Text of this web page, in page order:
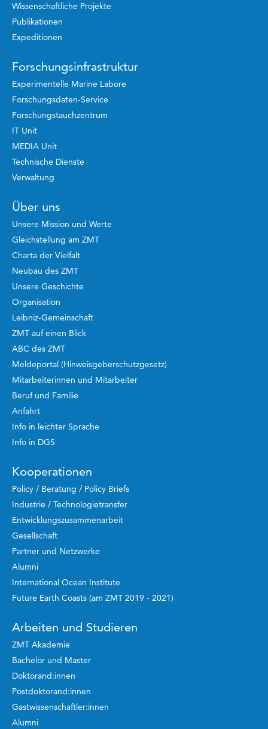
Wissenschaftliche Projekte
Publikationen
Expeditionen
Forschungsinfrastruktur
Experimentelle Marine Labore
Forschungsdaten-Service
Forschungstauchzentrum
IT Unit
MEDIA Unit
Technische Dienste
Verwaltung
Über uns
Unsere Mission und Werte
Gleichstellung am ZMT
Charta der Vielfalt
Neubau des ZMT
Unsere Geschichte
Organisation
Leibniz-Gemeinschaft
ZMT auf einen Blick
ABC des ZMT
Meldeportal (Hinweisgeberschutzgesetz)
Mitarbeiterinnen und Mitarbeiter
Beruf und Familie
Anfahrt
Info in leichter Sprache
Info in DGS
Kooperationen
Policy / Beratung / Policy Briefs
Industrie / Technologietransfer
Entwicklungszusammenarbeit
Gesellschaft
Partner und Netzwerke
Alumni
International Ocean Institute
Future Earth Coasts (am ZMT 2019 - 2021)
Arbeiten und Studieren
ZMT Akademie
Bachelor und Master
Doktorand:innen
Postdoktorand:innen
Gastwissenschaftler:innen
Alumni